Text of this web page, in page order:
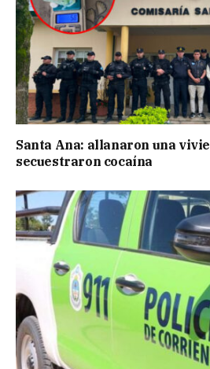
Santa Ana: allanaron una
secuestraron cocaína